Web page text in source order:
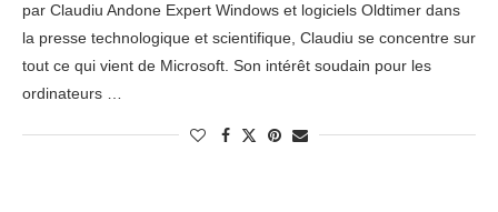
par Claudiu Andone Expert Windows et logiciels Oldtimer dans
la presse technologique et scientifique, Claudiu se concentre sur
tout ce qui vient de Microsoft. Son intérêt soudain pour les
ordinateurs …